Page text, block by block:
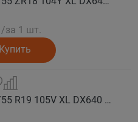
/за 1 шт.
Купить
DAVANTI Автошина 235/55 R19 105V XL DX640 RPR лето (Таиланд)